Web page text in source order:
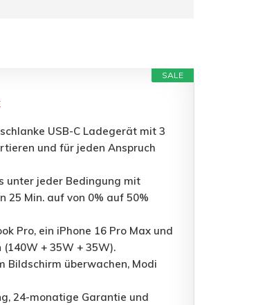
SALE
USB-C Ladegerät mit 3
und für jeden Anspruch
unter jeder Bedingung mit
25 Min. auf von 0% auf 50%
Pro, ein iPhone 16 Pro Max und
+ 35W + 35W).
Bildschirm überwachen, Modi
24-monatige Garantie und